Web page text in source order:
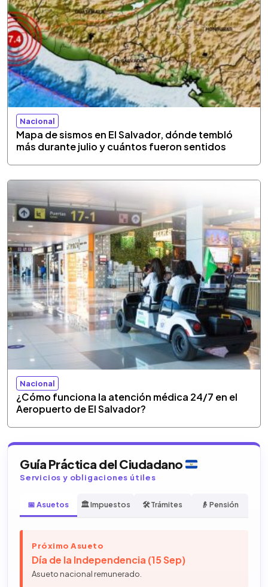
Nacional
Mapa de sismos en El Salvador, dónde tembló
más durante julio y cuántos fueron sentidos
Nacional
¿Cómo funciona la atención médica 24/7 en el
Aeropuerto de El Salvador?
Guía Práctica del Ciudadano
Servicios y obligaciones útiles
📅 Asuetos 🏛️ Impuestos 🛠️ Trámites 👴 Pensión
Próximo Asueto
Día de la Independencia (15 Sep)
Asueto nacional remunerado.